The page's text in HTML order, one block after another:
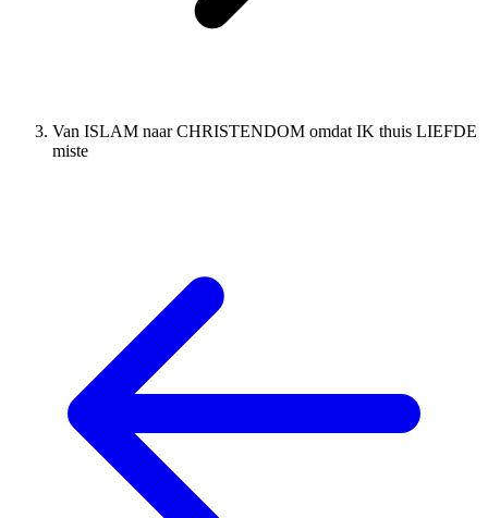
Van ISLAM naar CHRISTENDOM omdat IK thuis LIEFDE
miste